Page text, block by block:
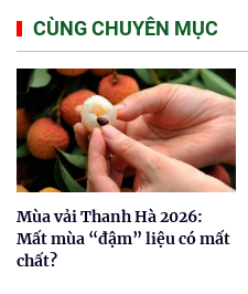
CÙNG CHUYÊN MỤC
Mùa vải Thanh Hà 2026:
Mất mùa “đậm” liệu có mất
chất?